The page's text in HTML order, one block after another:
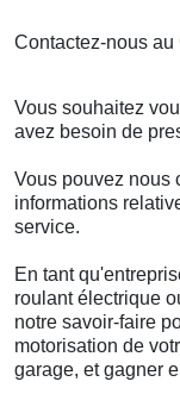
Contactez-nous au
Vous souhaitez
avez besoin de
Vous pouvez nous
informations
service.
En tant
roulant électrique
notre savoir-faire
motorisation de
garage, et gagner